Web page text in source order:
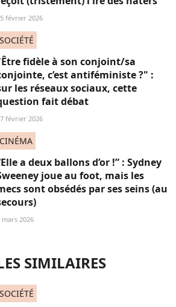
février 2026
SOCIÉTÉ
fidèle à son conjoint/sa
c’est antiféministe ?" :
les réseaux sociaux, cette
fait débat
février 2026
CINÉMA
a deux ballons d’or !” : Sydney
joue au foot, mais les
sont obsédés par ses seins (au
mars 2026
SIMILAIRES
SOCIÉTÉ